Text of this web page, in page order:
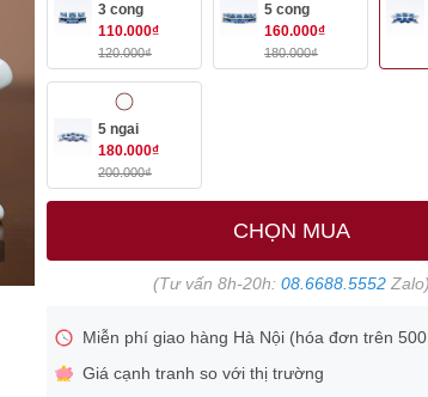
3 cong
110.000₫
120.000₫
5 cong
160.000₫
180.000₫
5 ngai
180.000₫
200.000₫
CHỌN MUA
(Tư vấn 8h-20h: 08.6688.5552 Zalo)
Miễn phí giao hàng Hà Nội (hóa đơn trên
Giá cạnh tranh so với thị trường